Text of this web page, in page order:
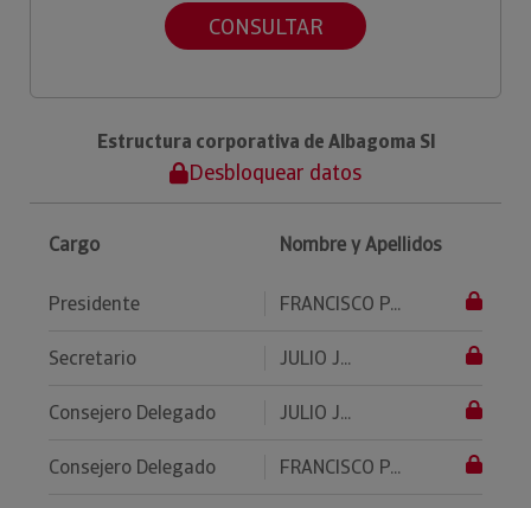
CONSULTAR
Estructura corporativa de Albagoma Sl
Desbloquear datos
Cargo Nombre y Apellidos
Presidente FRANCISCO P...
Secretario JULIO J...
Consejero Delegado JULIO J...
Consejero Delegado FRANCISCO P...